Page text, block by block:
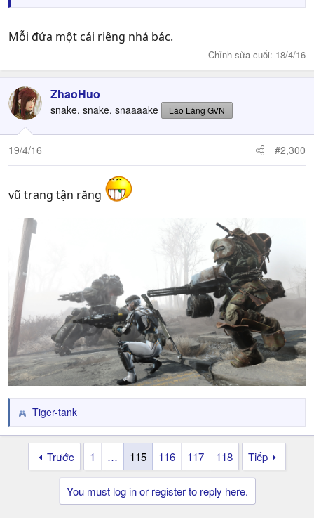
Mỗi đứa một cái riêng nhá bác.
Chỉnh sửa cuối: 18/4/16
ZhaoHuo
snake, snake, snaaaake Lão Làng GVN
19/4/16 #2,300
vũ trang tận răng
R
e
Tiger-tank
Trước 1 … 115 116 117 118 Tiếp
You must log in or register to reply here.